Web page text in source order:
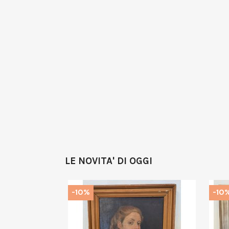
LE NOVITA' DI OGGI
-10% -